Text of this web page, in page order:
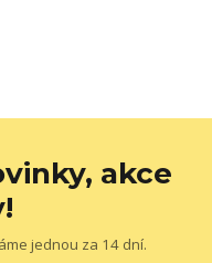
akce
jednou za 14 dní.